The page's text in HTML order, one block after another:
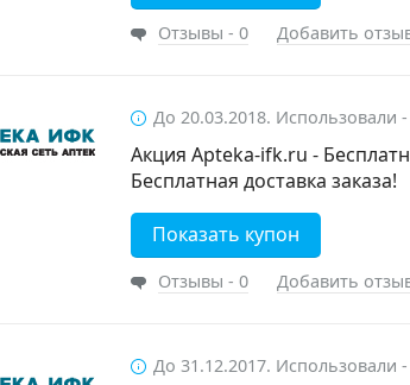
Отзывы - 0 Добавить
До 20.03.2018. Использовали
Акция Apteka-ifk.ru -
Бесплатная доставка заказа!
Показать купон
Отзывы - 0 Добавить
До 31.12.2017. Использовали